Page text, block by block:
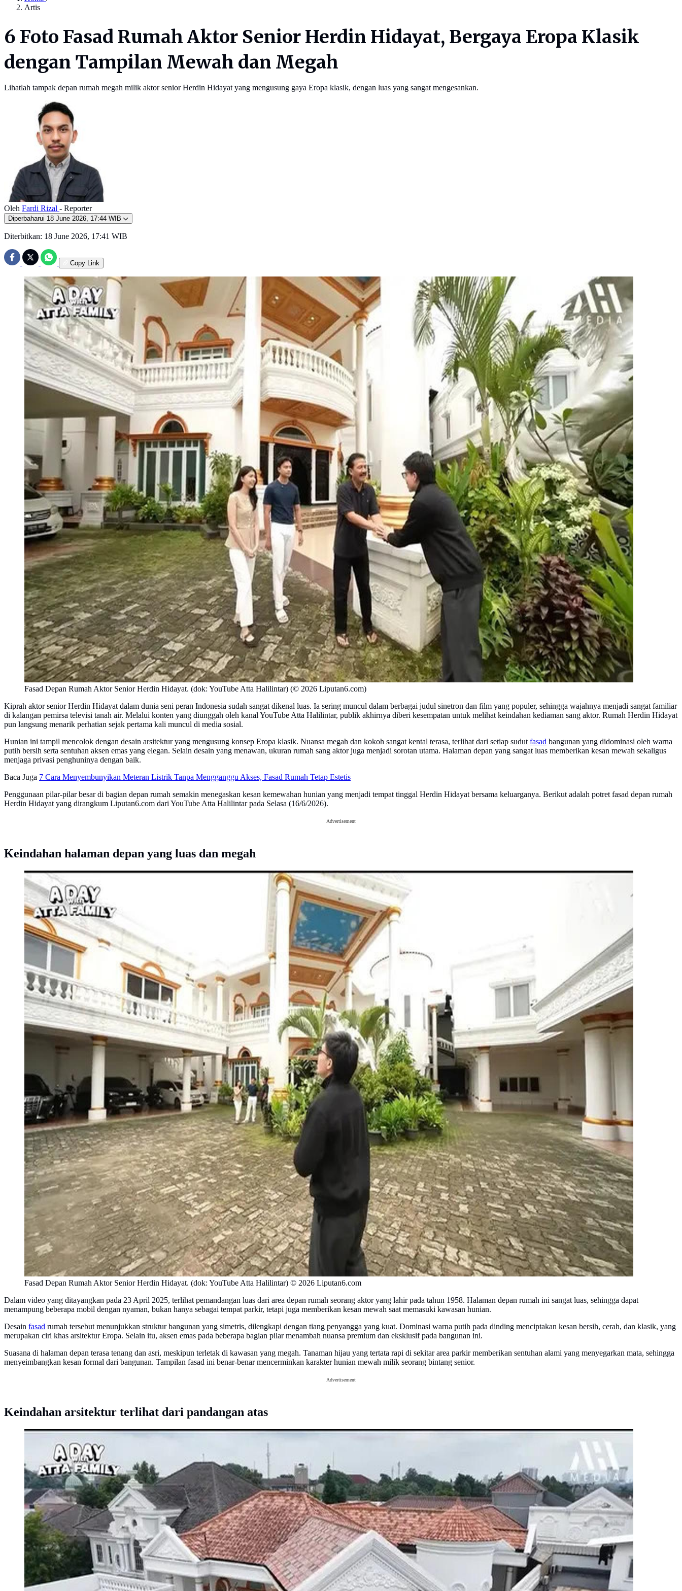
Artis
6 Foto Fasad Rumah Aktor Senior Herdin Hidayat, Bergaya Eropa Klasik
dengan Tampilan Mewah dan Megah
Lihatlah tampak depan rumah megah milik aktor senior Herdin Hidayat yang mengusung gaya Eropa klasik, dengan luas yang sangat mengesankan.
Oleh Fardi Rizal - Reporter
Diperbaharui 18 June 2026, 17:44 WIB
Diterbitkan: 18 June 2026, 17:41 WIB
Copy Link
Fasad Depan Rumah Aktor Senior Herdin Hidayat. (dok: YouTube Atta Halilintar) (© 2026 Liputan6.com)
Kiprah aktor senior Herdin Hidayat dalam dunia seni peran Indonesia sudah sangat dikenal luas. Ia sering muncul dalam berbagai judul sinetron dan film yang populer, sehingga wajahnya menjadi sangat familiar
di kalangan pemirsa televisi tanah air. Melalui konten yang diunggah oleh kanal YouTube Atta Halilintar, publik akhirnya diberi kesempatan untuk melihat keindahan kediaman sang aktor. Rumah Herdin Hidayat
pun langsung menarik perhatian sejak pertama kali muncul di media sosial.
Hunian ini tampil mencolok dengan desain arsitektur yang mengusung konsep Eropa klasik. Nuansa megah dan kokoh sangat kental terasa, terlihat dari setiap sudut fasad bangunan yang didominasi oleh warna
putih bersih serta sentuhan aksen emas yang elegan. Selain desain yang menawan, ukuran rumah sang aktor juga menjadi sorotan utama. Halaman depan yang sangat luas memberikan kesan mewah sekaligus
menjaga privasi penghuninya dengan baik.
Baca Juga 7 Cara Menyembunyikan Meteran Listrik Tanpa Mengganggu Akses, Fasad Rumah Tetap Estetis
Penggunaan pilar-pilar besar di bagian depan rumah semakin menegaskan kesan kemewahan hunian yang menjadi tempat tinggal Herdin Hidayat bersama keluarganya. Berikut adalah potret fasad depan rumah
Herdin Hidayat yang dirangkum Liputan6.com dari YouTube Atta Halilintar pada Selasa (16/6/2026).
Advertisement
Keindahan halaman depan yang luas dan megah
Fasad Depan Rumah Aktor Senior Herdin Hidayat. (dok: YouTube Atta Halilintar) © 2026 Liputan6.com
Dalam video yang ditayangkan pada 23 April 2025, terlihat pemandangan luas dari area depan rumah seorang aktor yang lahir pada tahun 1958. Halaman depan rumah ini sangat luas, sehingga dapat
menampung beberapa mobil dengan nyaman, bukan hanya sebagai tempat parkir, tetapi juga memberikan kesan mewah saat memasuki kawasan hunian.
Desain fasad rumah tersebut menunjukkan struktur bangunan yang simetris, dilengkapi dengan tiang penyangga yang kuat. Dominasi warna putih pada dinding menciptakan kesan bersih, cerah, dan klasik, yang
merupakan ciri khas arsitektur Eropa. Selain itu, aksen emas pada beberapa bagian pilar menambah nuansa premium dan eksklusif pada bangunan ini.
Suasana di halaman depan terasa tenang dan asri, meskipun terletak di kawasan yang megah. Tanaman hijau yang tertata rapi di sekitar area parkir memberikan sentuhan alami yang menyegarkan mata, sehingga
menyeimbangkan kesan formal dari bangunan. Tampilan fasad ini benar-benar mencerminkan karakter hunian mewah milik seorang bintang senior.
Advertisement
Keindahan arsitektur terlihat dari pandangan atas